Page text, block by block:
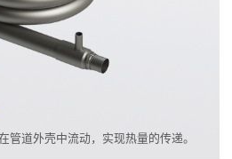
管道外壳中流动，实现热量的传递。